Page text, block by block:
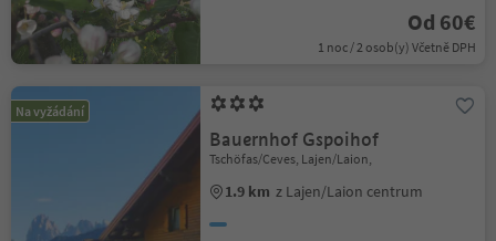
Od 60€
1 noc / 2 osob(y) Včetně DPH
Na vyžádání
Bauernhof Gspoihof
Tschöfas/Ceves, Lajen/Laion,
1.9 km z Lajen/Laion centrum